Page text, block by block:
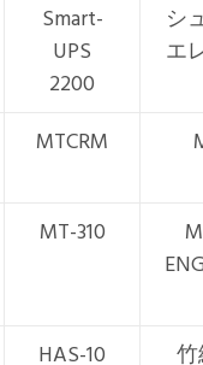
Smart-
UPS
2200
シ
エ
MTCRM
MT-310
HAS-10